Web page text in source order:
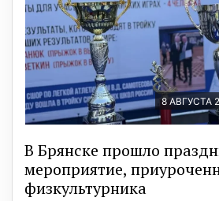
8 АВГУСТА
В Брянске прошло
мероприятие,
физкультурника